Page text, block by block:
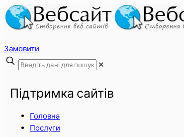
Замовити
✕
Підтримка сайтів
Головна
Послуги